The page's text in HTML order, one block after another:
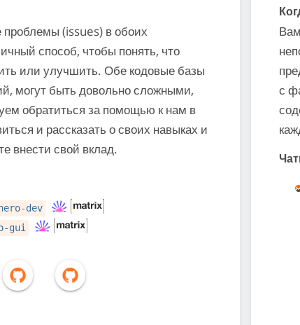
проблемы (issues) в обоих
способ, чтобы понять, что
или улучшить. Обе кодовые базы
могут быть довольно сложными,
обратиться за помощью к нам в
и рассказать о своих навыках и
внести свой вклад.
dev
gui
с